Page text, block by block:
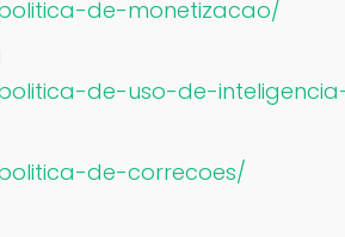
de-monetizacao/
de-uso-de-
de-correcoes/